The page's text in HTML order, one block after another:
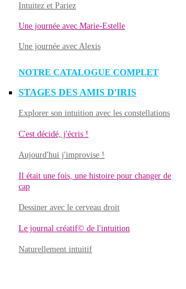
Intuitez et Pariez
Une journée avec Marie-Estelle
Une journée avec Alexis
NOTRE CATALOGUE COMPLET
STAGES DES AMIS D'IRIS
Explorer son intuition avec les constellations
C'est décidé, j'écris !
Aujourd'hui j'improvise !
Il était une fois, une histoire pour changer de
cap
Dessiner avec le cerveau droit
Le journal créatif© de l'intuition
Naturellement intuitif